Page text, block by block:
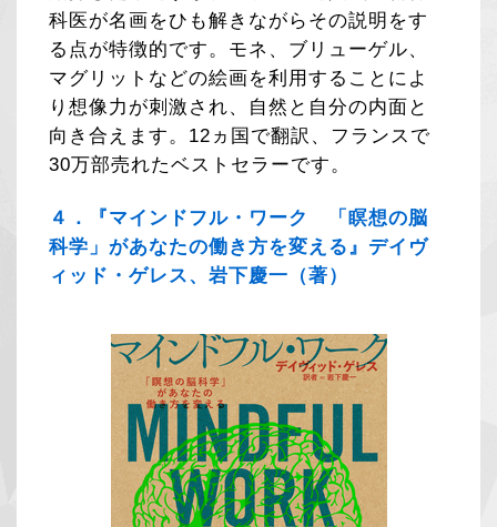
科医が名画をひも解きながらその説明をす
る点が特徴的です。モネ、ブリューゲル、
マグリットなどの絵画を利用することによ
り想像力が刺激され、自然と自分の内面と
向き合えます。12ヵ国で翻訳、フランスで
30万部売れたベストセラーです。
４．『マインドフル・ワーク 「瞑想の脳
科学」があなたの働き方を変える』デイヴ
ィッド・ゲレス、岩下慶一（著）